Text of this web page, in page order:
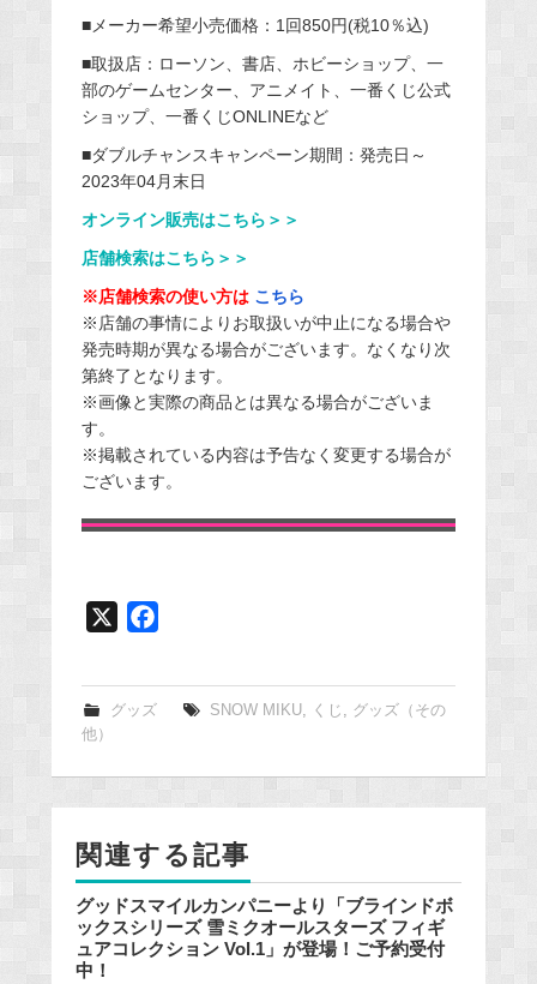
■メーカー希望小売価格：1回850円(税10％込)
■取扱店：ローソン、書店、ホビーショップ、一
部のゲームセンター、アニメイト、一番くじ公式
ショップ、一番くじONLINEなど
■ダブルチャンスキャンペーン期間：発売日～
2023年04月末日
オンライン販売はこちら＞＞
店舗検索はこちら＞＞
※店舗検索の使い方は こちら
※店舗の事情によりお取扱いが中止になる場合や
発売時期が異なる場合がございます。なくなり次
第終了となります。
※画像と実際の商品とは異なる場合がございま
す。
※掲載されている内容は予告なく変更する場合が
ございます。
o
o
グッズ SNOW MIKU, くじ , グッズ（その
他）
関連する記事
グッドスマイルカンパニーより「ブラインドボ
ックスシリーズ 雪ミクオールスターズ フィギ
ュアコレクション Vol.1」が登場！ご予約受付
中！